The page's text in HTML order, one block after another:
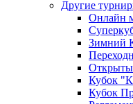
Другие
Онлайн
Зимний
Кубок
Кубок